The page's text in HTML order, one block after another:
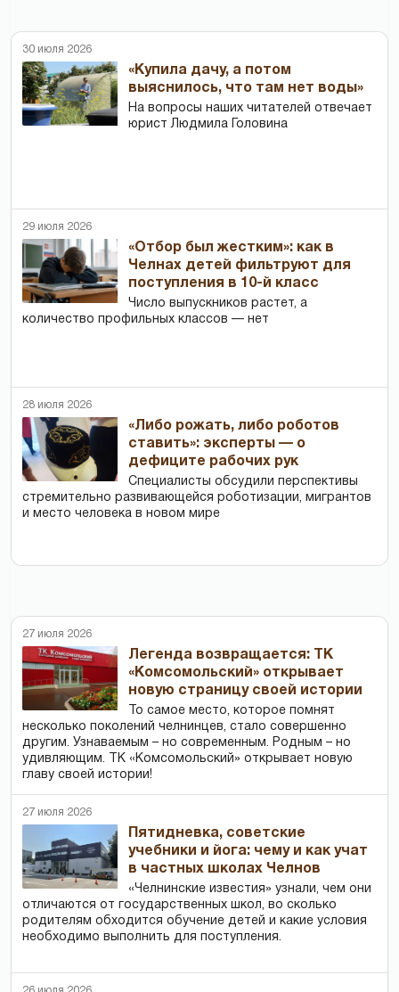
30 июля 2026
«Купила дачу, а потом
выяснилось, что там нет воды»
На вопросы наших читателей отвечает
юрист Людмила Головина
29 июля 2026
«Отбор был жестким»: как в
Челнах детей фильтруют для
поступления в 10-й класс
Число выпускников растет, а
количество профильных классов — нет
28 июля 2026
«Либо рожать, либо роботов
ставить»: эксперты — о
дефиците рабочих рук
Специалисты обсудили перспективы
стремительно развивающейся роботизации, мигрантов
и место человека в новом мире
27 июля 2026
Легенда возвращается: ТК
«Комсомольский» открывает
новую страницу своей истории
То самое место, которое помнят
несколько поколений челнинцев, стало совершенно
другим. Узнаваемым – но современным. Родным – но
удивляющим. ТК «Комсомольский» открывает новую
главу своей истории!
27 июля 2026
Пятидневка, советские
учебники и йога: чему и как учат
в частных школах Челнов
«Челнинские известия» узнали, чем они
отличаются от государственных школ, во сколько
родителям обходится обучение детей и какие условия
необходимо выполнить для поступления.